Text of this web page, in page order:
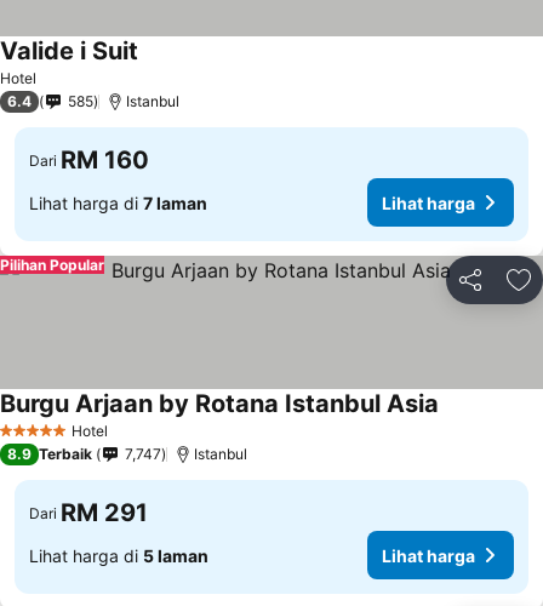
Hotel
Valide i Suit
6.4 585 Istanbul
Dari RM 160
Lihat harga di 7 laman Lihat harga
Kongsi
Pilihan Popular
5 Bintang Hotel
Burgu Arjaan by Rotana Istanbul Asia
8.9 Terbaik 7,747 Istanbul
Dari RM 291
Lihat harga di 5 laman Lihat harga